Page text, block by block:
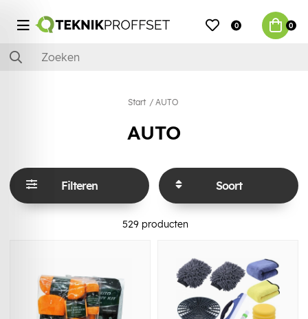
0 0
Start AUTO
AUTO
Filteren Soort
529 producten